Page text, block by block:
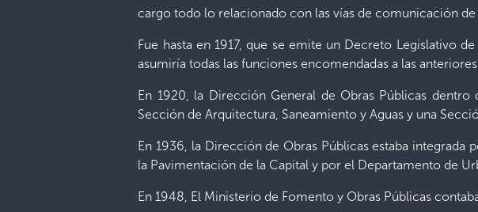
cargo todo lo relacionado con las vías de comunicación
Fue hasta en 1917, que se emite un Decreto Legislativo
asumiría todas las funciones encomendadas a las
En 1920, la Dirección General de Obras Públicas
Sección de Arquitectura, Saneamiento y Aguas y una
En 1936, la Dirección de Obras Públicas estaba
la Pavimentación de la Capital y por el Departamento de
En 1948, El Ministerio de Fomento y Obras Públicas